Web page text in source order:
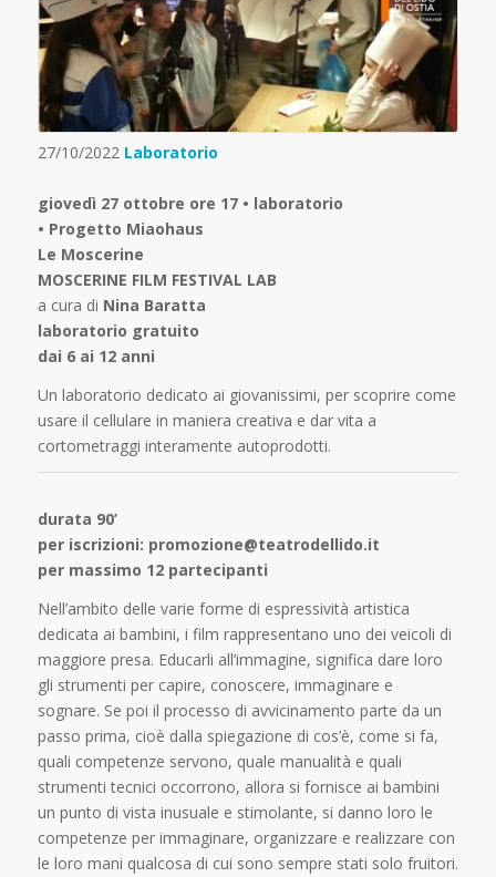
27/10/2022 Laboratorio
giovedì 27 ottobre ore 17 • laboratorio
• Progetto Miaohaus
Le Moscerine
MOSCERINE FILM FESTIVAL LAB
a cura di Nina Baratta
laboratorio gratuito
dai 6 ai 12 anni
Un laboratorio dedicato ai giovanissimi, per scoprire come
usare il cellulare in maniera creativa e dar vita a
cortometraggi interamente autoprodotti.
durata 90’
per iscrizioni: promozione@teatrodellido.it
per massimo 12 partecipanti
Nell’ambito delle varie forme di espressività artistica
dedicata ai bambini, i film rappresentano uno dei veicoli di
maggiore presa. Educarli all’immagine, significa dare loro
gli strumenti per capire, conoscere, immaginare e
sognare. Se poi il processo di avvicinamento parte da un
passo prima, cioè dalla spiegazione di cos’è, come si fa,
quali competenze servono, quale manualità e quali
strumenti tecnici occorrono, allora si fornisce ai bambini
un punto di vista inusuale e stimolante, si danno loro le
competenze per immaginare, organizzare e realizzare con
le loro mani qualcosa di cui sono sempre stati solo fruitori.